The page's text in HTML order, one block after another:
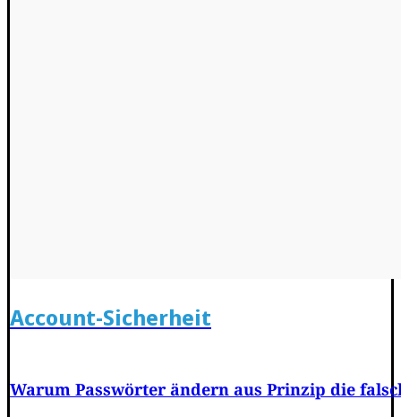
Account-Sicherheit
Warum Passwörter ändern aus Prinzip die